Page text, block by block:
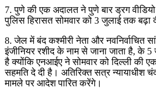
7. पुणे की एक अदालत ने पुणे बार ड्रग वीडियो
पुलिस हिरासत सोमवार को 3 जुलाई तक बढ़ा
8. जेल में बंद कश्मीरी नेता और नवनिर्वाचित
इंजीनियर रशीद के नाम से जाना जाता है, के
है क्योंकि एनआईए ने सोमवार को दिल्ली की
सहमति दे दी है। अतिरिक्त सत्र न्यायाधीश
मामले पर आदेश पारित करेंगे।